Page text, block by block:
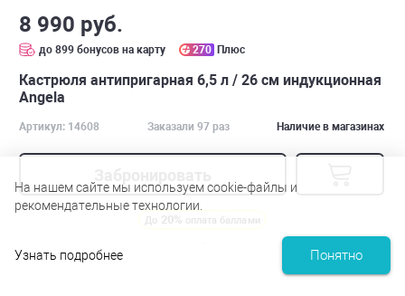
8 990 руб.
до 899 бонусов на карту 270 Плюс
Кастрюля антипригарная 6,5 л / 26 см индукционная
Angela
Артикул: 14608 Заказали 97 раз Наличие в магазинах
До 20% оплата баллами
На нашем сайте мы используем cookie-файлы и
рекомендательные технологии.
Узнать подробнее Понятно